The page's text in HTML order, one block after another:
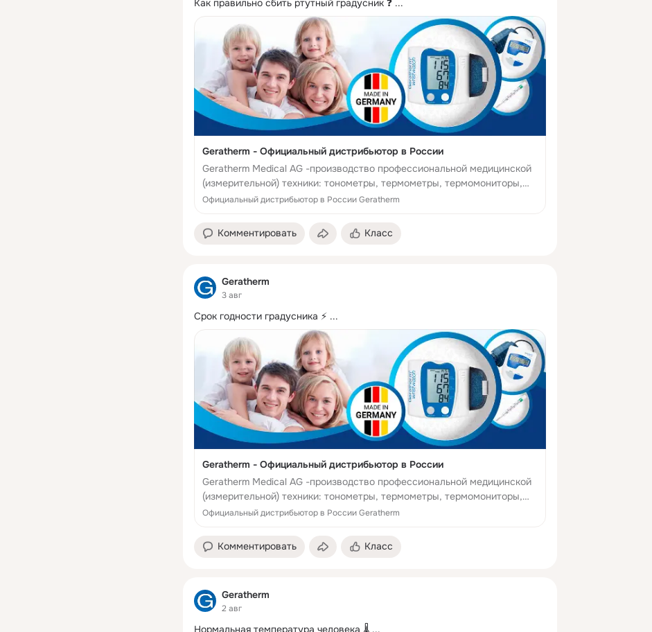
Как правильно сбить ртутный градусник ❓ ...
Geratherm - Официальный дистрибьютор в России
Geratherm Medical AG -производство профессиональной медицинской
(измерительной) техники: тонометры, термометры, термомониторы,
обогревательные системы, для своевременной и точной диагностики и
Официальный дистрибьютор в России Geratherm
Комментировать Класс
Geratherm
3 авг
Срок годности градусника ⚡ ...
Geratherm - Официальный дистрибьютор в России
Geratherm Medical AG -производство профессиональной медицинской
(измерительной) техники: тонометры, термометры, термомониторы,
обогревательные системы, для своевременной и точной диагностики и
Официальный дистрибьютор в России Geratherm
Комментировать Класс
Geratherm
2 авг
Нормальная температура человека 🌡 ...